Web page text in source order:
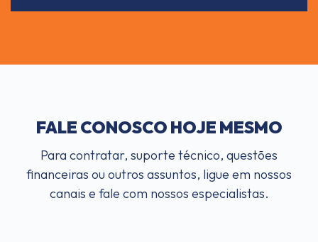
FALE CONOSCO HOJE MESMO
Para contratar, suporte técnico, questões
financeiras ou outros assuntos, ligue em nossos
canais e fale com nossos especialistas.